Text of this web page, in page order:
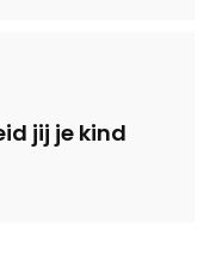
jij je kind